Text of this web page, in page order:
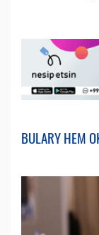
BULARY HEM